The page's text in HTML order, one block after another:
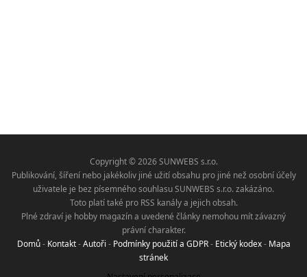
Copyright © 2026 SUNWEBS s.r.o.
Publikování, šíření nebo jakékoliv jiné užití obsahu pro jiné než osobní účely
uživatele je bez písemného souhlasu SUNWEBS s.r.o. zakázáno.
Toto platí také pro RSS kanály a jejich obsah.
Plné zdraví je hobby magazín a uvedené články nemohou mít závazný
právní charakter.
Domů- Kontakt-Autoři - Podmínky použití a GDPR- Etický kodex- Mapa
stránek